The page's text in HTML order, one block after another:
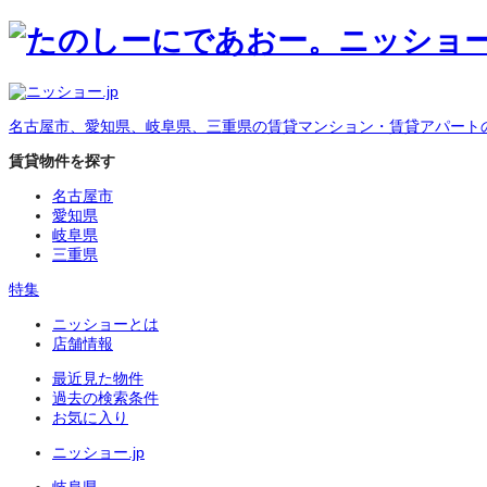
名古屋市、愛知県、岐阜県、三重県の賃貸マンション・賃貸アパート
賃貸物件を探す
名古屋市
愛知県
岐阜県
三重県
特集
ニッショーとは
店舗情報
最近見た物件
過去の検索条件
お気に入り
ニッショー.jp